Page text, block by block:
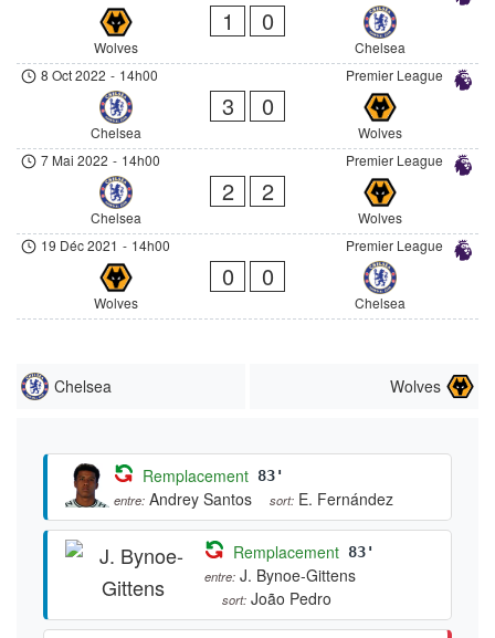
Wolves
1 0
Chelsea
Premier League
8 Oct 2022 - 14h00
Chelsea
3 0
Wolves
Premier League
7 Mai 2022 - 14h00
Chelsea
2 2
Wolves
Premier League
19 Déc 2021 - 14h00
Wolves
0 0
Chelsea
Chelsea Wolves
Remplacement 83'
entre: Andrey Santos sort: E. Fernández
Remplacement 83'
entre: J. Bynoe-Gittens
sort: João Pedro